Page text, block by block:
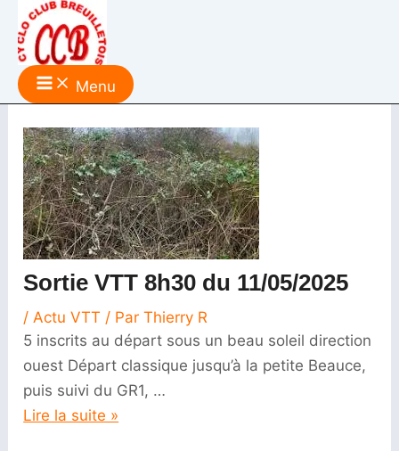
Aller
contenu
Menu
Sortie VTT 8h30 du 11/05/2025
/ Actu VTT / ParThierry R
5 inscrits au départ sous un beau soleil direction
ouest Départ classique jusqu’à la petite Beauce,
puis suivi du GR1, …
Sortie
VTT
8h30
du
Lire la suite »